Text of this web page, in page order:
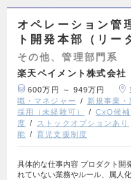
オペレーション管
ト開発本部（リー
その他、管理部門系
楽天ペイメント株式会社
600万円 ～ 949万円
職・マネジャー
新規事業・
採用（未経験可）
CxO候補
度
ストックオプションあり
能
育児支援制度
具体的な仕事内容 プロダクト開
れていない業務やルール、属人